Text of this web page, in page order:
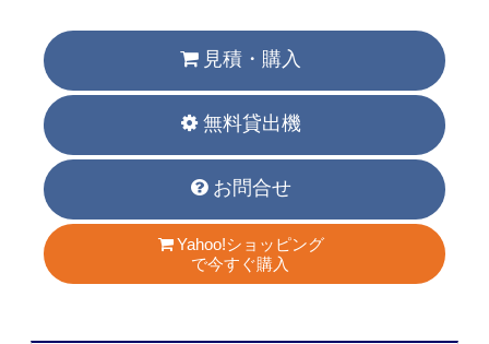
見積・購入
無料貸出機
お問合せ
Yahoo!ショッピング
で今すぐ購入